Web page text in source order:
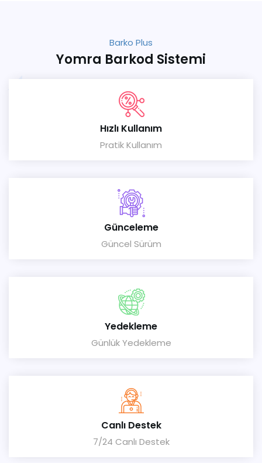
Barko Plus
Yomra Barkod Sistemi
Hızlı Kullanım
Pratik Kullanım
Günceleme
Güncel Sürüm
Yedekleme
Günlük Yedekleme
Canlı Destek
7/24 Canlı Destek